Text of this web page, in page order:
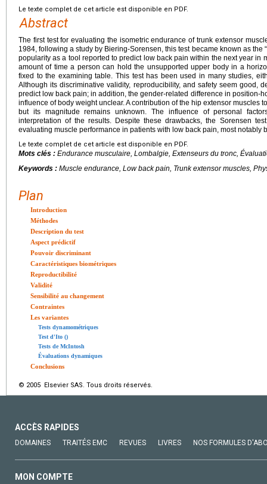
Le texte complet de cet article est disponible en PDF.
Abstract
The first test for evaluating the isometric endurance of trunk extensor
1984, following a study by Biering-Sorensen, this test became known as the
popularity as a tool reported to predict low back pain within the next year in
amount of time a person can hold the unsupported upper body in a
fixed to the examining table. This test has been used in many studies,
Although its discriminative validity, reproducibility, and safety seem good,
predict low back pain; in addition, the gender-related difference in position-
influence of body weight unclear. A contribution of the hip extensor muscles
but its magnitude remains unknown. The influence of personal
interpretation of the results. Despite these drawbacks, the Sorensen
evaluating muscle performance in patients with low back pain, most notably
Le texte complet de cet article est disponible en PDF.
Mots clés : Endurance musculaire, Lombalgie, Extenseurs du tronc,
Keywords : Muscle endurance, Low back pain, Trunk extensor muscles,
Plan
Introduction
Méthodes
Description du test
Aspect prédictif
Pouvoir discriminant
Caractéristiques biométriques
Reproductibilité
Validité
Sensibilité au changement
Contraintes
Les variantes
Tests dynamométriques
Test d'Ito ()
Tests de McIntosh
Évaluations dynamiques
Conclusions
© 2005 Elsevier SAS. Tous droits réservés.
ACCÈS RAPIDES
DOMAINES TRAITÉS EMC REVUES LIVRES NOS FORMULES
MON COMPTE